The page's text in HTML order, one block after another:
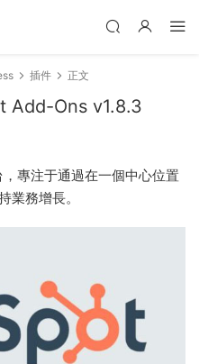
插件 正文
Add-Ons v1.8.3
專注于通過在一個中心位置
業務增長。